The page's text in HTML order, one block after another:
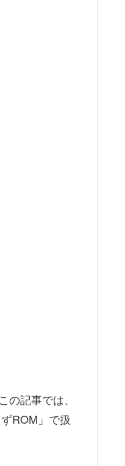
記事では、
ROM」で扱